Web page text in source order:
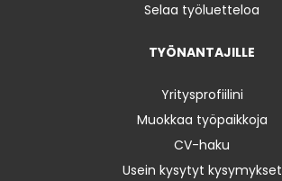
Selaa työluetteloa
TYÖNANTAJILLE
Yritysprofiilini
Muokkaa työpaikkoja
CV-haku
Usein kysytyt kysymykset